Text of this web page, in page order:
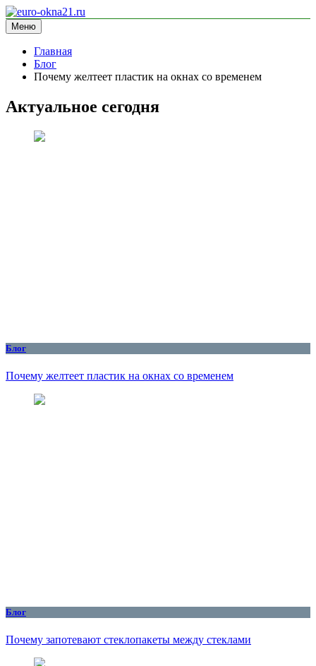
Перейти
к
содержимому
euro-okna21.ru
блог про окна
Меню
Главная
Блог
Почему желтеет пластик на окнах со временем
Актуальное сегодня
Блог
Почему желтеет пластик на окнах со временем
Блог
Почему запотевают стеклопакеты между стеклами